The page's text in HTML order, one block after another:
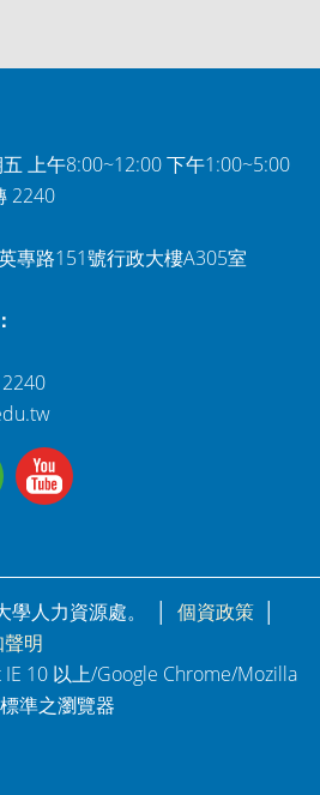
上午8:00~12:00 下午1:00~5:00
2240
專路151號行政大樓A305室
學人力資源處。 │ 個資政策
明
10 以上/Google Chrome/Mozilla
準之瀏覽器